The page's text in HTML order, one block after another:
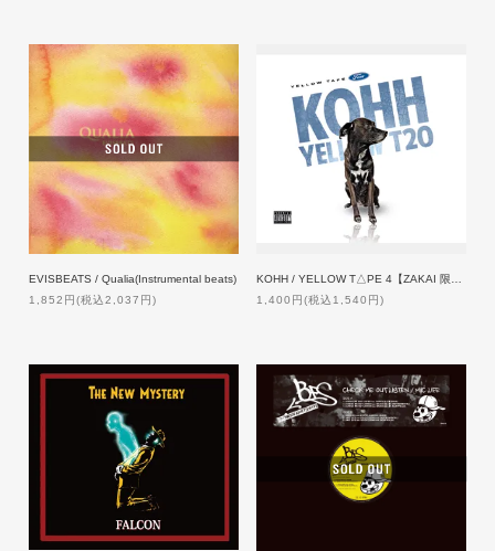
EVISBEATS / Qualia(Instrumental beats)
1,852円(税込2,037円)
1,400円(税込1,540円)